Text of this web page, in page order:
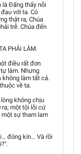
là Đấng thấy nỗi
với ta. Có
thật ra, Chúa
trễ. Chúa đến
PHẢI LÀM.
điều rất đơn
làm. Nhưng
không làm tất cả.
về ta.
không chịu
ra; một tội lỗi cứ
một sự tham lam
đóng kín… Và rồi